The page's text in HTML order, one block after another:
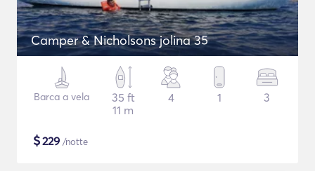
Camper & Nicholsons jolina 35
Barca a vela
35 ft
11 m
4 1 3
$229 /notte